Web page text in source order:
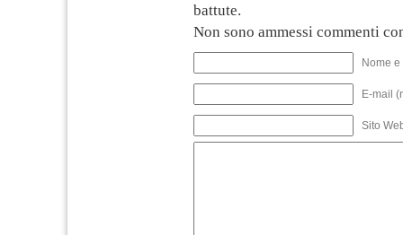
battute.
Non sono ammessi commenti
Nome
E-mail
Sito